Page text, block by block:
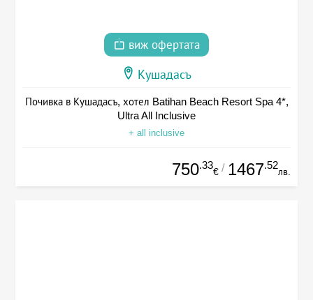
виж офертата
Кушадасъ
Почивка в Кушадасъ, хотел Batihan Beach Resort Spa 4*,
Ultra All Inclusive
+ all inclusive
750.33
€ / 1467.52
лв.